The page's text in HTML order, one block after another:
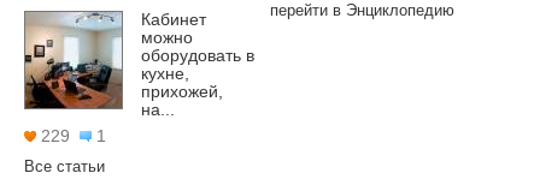
Кабинет
можно
оборудовать в
кухне,
прихожей,
на...
229
1
Все статьи
перейти в Энциклопедию